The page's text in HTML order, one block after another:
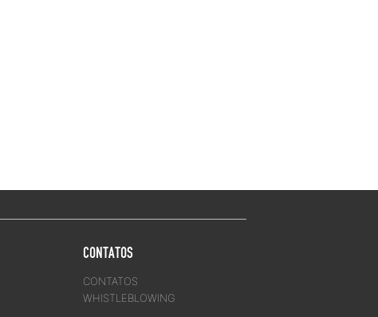
CONTATOS
CONTATOS
WHISTLEBLOWING